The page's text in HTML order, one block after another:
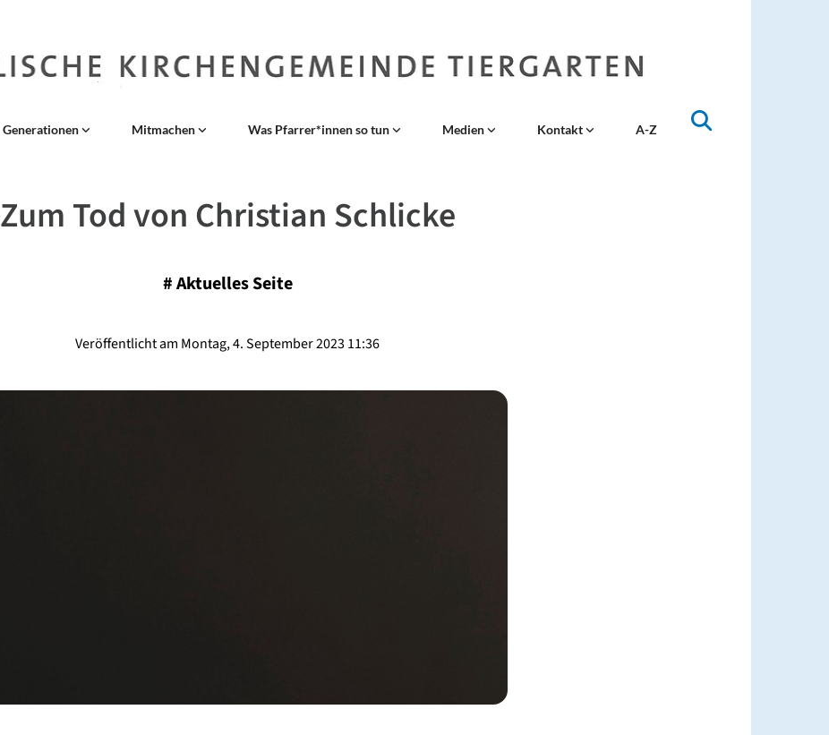
Generationen Mitmachen Was Pfarrer*innen so tun Medien Kontakt A-Z
Zum Tod von Christian Schlicke
#Aktuelles Seite
Veröffentlicht am Montag, 4. September 2023 11:36